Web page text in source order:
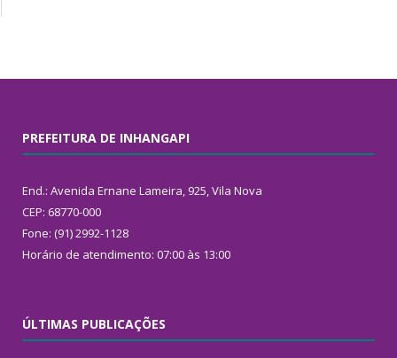
PREFEITURA DE INHANGAPI
End.: Avenida Ernane Lameira, 925, Vila Nova
CEP: 68770-000
Fone: (91) 2992-1128
Horário de atendimento: 07:00 às 13:00
ÚLTIMAS PUBLICAÇÕES